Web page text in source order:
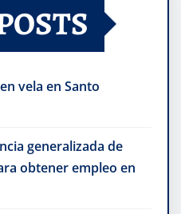
vela en Santo
generalizada de
obtener empleo en